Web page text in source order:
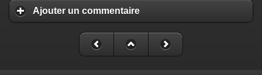
Ajouter un commentaire